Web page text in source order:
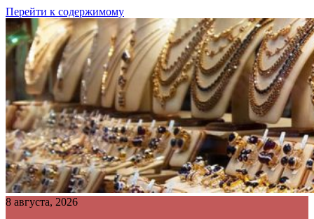
Перейти к содержимому
8 августа, 2026